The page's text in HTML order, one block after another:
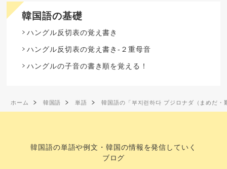
韓国語の基礎
ハングル反切表の覚え書き
ハングル反切表の覚え書き-２重母音
ハングルの子音の書き順を覚える！
ホーム 韓国語 単語 韓国語の「부지런하다 プジロナダ（まめだ・
韓国語の単語や例文・韓国の情報を発信していく
ブログ